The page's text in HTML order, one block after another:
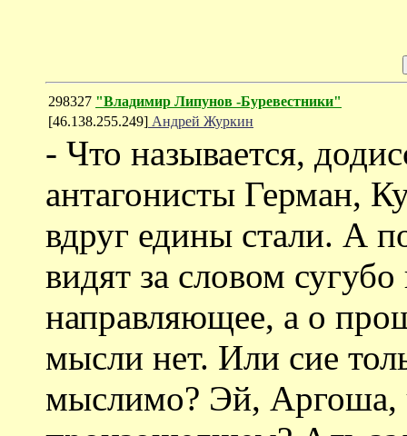
298327 "Владимир Липунов -Буревестники"
[46.138.255.249] Андрей Журкин
- Что называется,
антагонисты Герман,
вдруг едины стали. А
видят за словом
направляющее, а о
мысли нет. Или сие
мыслимо? Эй, Аргоша,